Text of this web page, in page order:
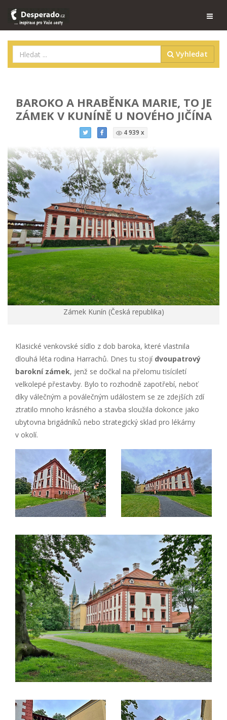
Vyhledat
BAROKO A HRABĚNKA MARIE, TO JE
ZÁMEK V KUNÍNĚ U NOVÉHO JIČÍNA
4 939 x
Zámek Kunín (Česká republika)
Klasické venkovské sídlo z dob baroka, které vlastnila
dlouhá léta rodina Harrachů. Dnes tu stojí dvoupatrový
barokní zámek, jenž se dočkal na přelomu tisíciletí
velkolepé přestavby. Bylo to rozhodně zapotřebí, neboť
díky válečným a poválečným událostem se ze zdejších zdí
ztratilo mnoho krásného a stavba sloužila dokonce jako
ubytovna brigádníků nebo strategický sklad pro lékárny
v okolí.